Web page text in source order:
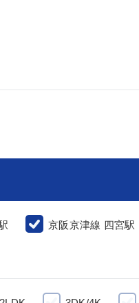
京阪京津線 四宮駅